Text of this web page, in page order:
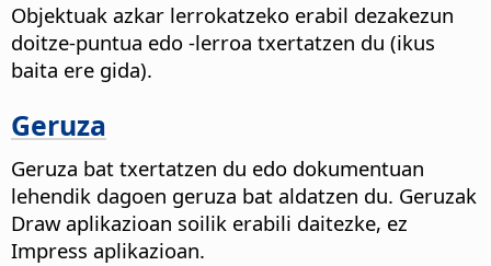
Objektuak azkar lerrokatzeko erabil dezakezun
doitze-puntua edo -lerroa txertatzen du (ikus
baita ere gida).
Geruza
Geruza bat txertatzen du edo dokumentuan
lehendik dagoen geruza bat aldatzen du. Geruzak
Draw aplikazioan soilik erabili daitezke, ez
Impress aplikazioan.